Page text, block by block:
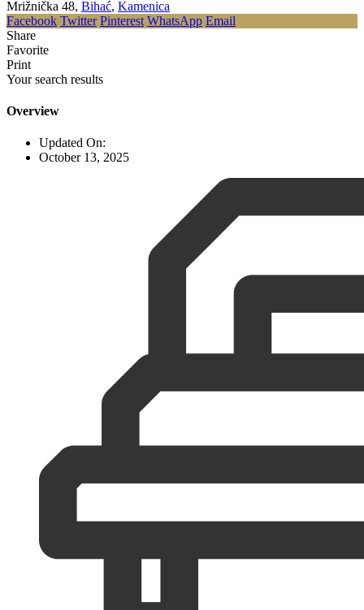
Mrižnička 48, Bihać, Kamenica
Facebook Twitter Pinterest WhatsApp Email
Share
Favorite
Print
Your search results
Overview
Updated On:
October 13, 2025